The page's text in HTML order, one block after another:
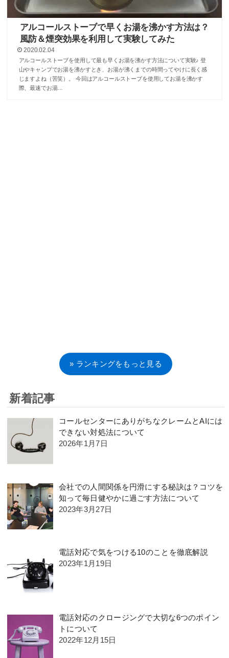
アルコールストーブで早くお湯を沸かす方法は？
風防＆煙突効果を利用して実験してみた
2020.02.04
アルコールストーブを使用して最も早くお湯を沸かす方法について実験♪ 登
山やキャンプでお湯を沸かすとき、お湯が沸くまでの時間ってやけに長く感
じますよね（苦笑）。 今回はアルコールストーブを使用してお湯を沸かす
際、最速でお湯…
» ランキングをもっと見る
新着記事
コールセンターにありがちなクレームとAIには
できない対処法について
2026年1月7日
会社での人間関係を円滑にする秘訣は？コツを
知って毎日健やかに過ごす方法について
2023年3月27日
電話対応で気をつける10のことを徹底解説
2023年1月19日
電話対応のクロージングで大切な6つのポイン
トについて
2022年12月15日